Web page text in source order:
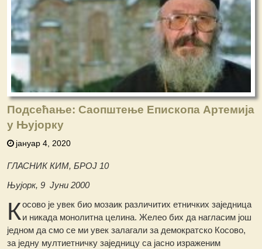
Подсећање: Саопштење Епископа Артемија
у Њујорку
јануар 4, 2020
ГЛАСНИК КИМ, БРОЈ 10
Њујорк, 9 Јуни 2000
Косово је увек био мозаик различитих етничких заједница
и никада монолитна целина. Желео бих да нагласим још
једном да смо се ми увек залагали за демократско Косово,
за једну мултиетничку заједницу са јасно израженим